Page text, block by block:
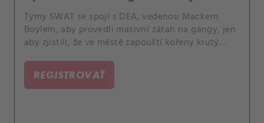
Týmy SWAT se spojí s DEA, vedenou Mackem
Boylem, aby provedli masivní zátah na gangy, jen
aby zjistili, že ve městě zapouští kořeny krutý
důležité výročí.
REGISTROVAŤ